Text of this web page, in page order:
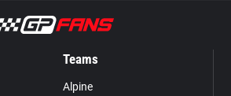
Teams
Alpine